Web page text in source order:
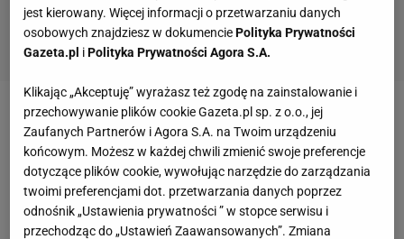
Zobacz wideoLewandowski znów błyszczy!
Szaleństwo przed meczem Polska - Portugalia
W świetnej formie są m.in. Robert Lewandowski,
Lamine Yamal , Jules Kounde iRaphinha. Jeden z
jest kierowany. Więcej informacji o przetwarzaniu danych
osobowych znajdziesz w dokumenciePolityka Prywatności
Gazeta.pl iPolityka Prywatności Agora S.A.
Klikając „Akceptuję” wyrażasz też zgodę na zainstalowanie i
przechowywanie plików cookie Gazeta.pl sp. z o.o., jej
Zaufanych Partnerów i Agora S.A. na Twoim urządzeniu
końcowym. Możesz w każdej chwili zmienić swoje preferencje
dotyczące plików cookie, wywołując narzędzie do zarządzania
twoimi preferencjami dot. przetwarzania danych poprzez
odnośnik „Ustawienia prywatności ” w stopce serwisu i
przechodząc do „Ustawień Zaawansowanych”. Zmiana